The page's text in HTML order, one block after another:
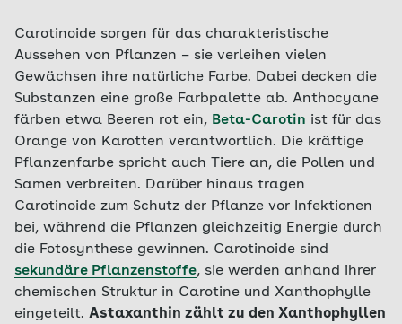
Carotinoide sorgen für das charakteristische
Aussehen von Pflanzen – sie verleihen vielen
Gewächsen ihre natürliche Farbe. Dabei decken die
Substanzen eine große Farbpalette ab. Anthocyane
färben etwa Beeren rot ein, Beta-Carotin ist für das
Orange von Karotten verantwortlich. Die kräftige
Pflanzenfarbe spricht auch Tiere an, die Pollen und
Samen verbreiten. Darüber hinaus tragen
Carotinoide zum Schutz der Pflanze vor Infektionen
bei, während die Pflanzen gleichzeitig Energie durch
die Fotosynthese gewinnen. Carotinoide sind
sekundäre Pflanzenstoffe, sie werden anhand ihrer
chemischen Struktur in Carotine und Xanthophylle
eingeteilt. Astaxanthin zählt zu den Xanthophyllen